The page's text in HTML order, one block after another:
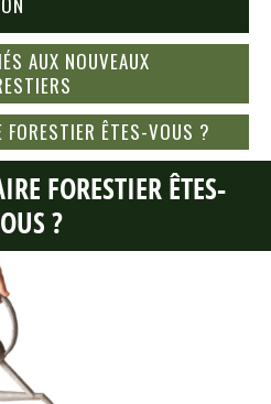
AUX NOUVEAUX
FORESTIER ÊTES-VOUS ?
FORESTIER ÊTES-
?